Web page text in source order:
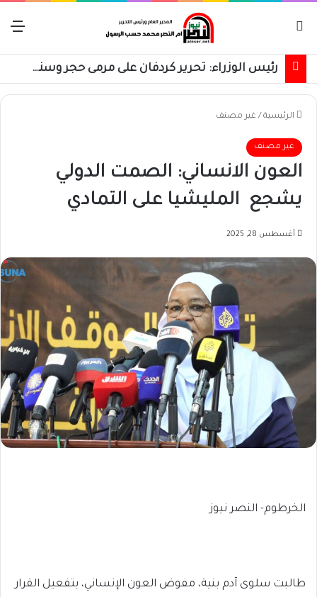
رئيس الوزراء: تحرير كردفان على مرمى حجر وسنسترد كل شبر
الرئيسية / غير مصنف
غير مصنف
العون الانساني: الصمت الدولي
يشجع المليشيا على التمادي
أغسطس 28, 2025
الخرطوم- النصر نيوز
طالبت سلوى آدم بنية، مفوض العون الإنساني، بتفعيل القرار